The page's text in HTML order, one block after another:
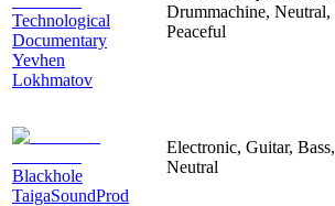
Technological
Documentary
Yevhen
Lokhmatov
Drummachine, Neutral,
Peaceful
Blackhole
TaigaSoundProd
Electronic, Guitar, Bass,
Neutral